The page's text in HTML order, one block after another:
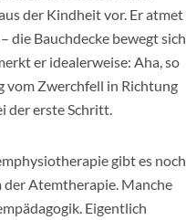
der Kindheit vor. Er atmet
die Bauchdecke bewegt sich
er idealerweise: Aha, so
vom Zwerchfell in Richtung
der erste Schritt.
gibt es noch
der Atemtherapie. Manche
Eigentlich